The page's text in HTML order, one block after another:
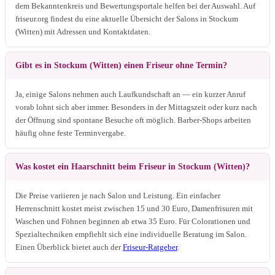
dem Bekanntenkreis und Bewertungsportale helfen bei der Auswahl. Auf
friseur.org findest du eine aktuelle Übersicht der Salons in Stockum
(Witten) mit Adressen und Kontaktdaten.
Gibt es in Stockum (Witten) einen Friseur ohne Termin?
Ja, einige Salons nehmen auch Laufkundschaft an — ein kurzer Anruf
vorab lohnt sich aber immer. Besonders in der Mittagszeit oder kurz nach
der Öffnung sind spontane Besuche oft möglich. Barber-Shops arbeiten
häufig ohne feste Terminvergabe.
Was kostet ein Haarschnitt beim Friseur in Stockum (Witten)?
Die Preise variieren je nach Salon und Leistung. Ein einfacher
Herrenschnitt kostet meist zwischen 15 und 30 Euro, Damenfrisuren mit
Waschen und Föhnen beginnen ab etwa 35 Euro. Für Colorationen und
Spezialtechniken empfiehlt sich eine individuelle Beratung im Salon.
Einen Überblick bietet auch derFriseur-Ratgeber.